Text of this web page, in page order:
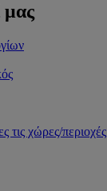
μας
τις χώρες/περιοχές